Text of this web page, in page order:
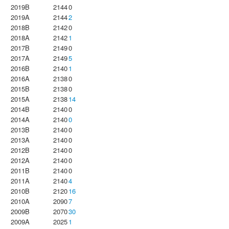
2019B
21440
2019A
21442
2018B
21420
2018A
21421
2017B
21490
2017A
21495
2016B
21401
2016A
21380
2015B
21380
2015A
213814
2014B
21400
2014A
21400
2013B
21400
2013A
21400
2012B
21400
2012A
21400
2011B
21400
2011A
21404
2010B
212016
2010A
20907
2009B
207030
2009A
20251